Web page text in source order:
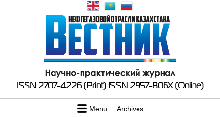
ISSN 2707-4226 (Print) ISSN 2957-806X (Online)
Menu Archives